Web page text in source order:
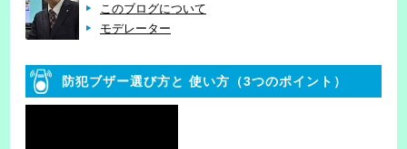
このブログについて
モデレーター
防犯ブザー選び方と 使い方（3つのポイント）